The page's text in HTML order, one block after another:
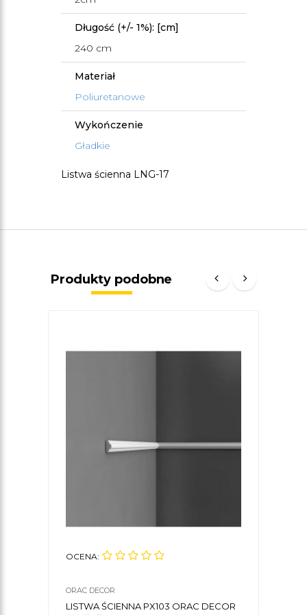
Długość (+/- 1%): [cm]
240 cm
Materiał
Poliuretanowe
Wykończenie
Gładkie
Listwa ścienna LNG-17
Produkty podobne
OCENA:
ORAC DECOR
LISTWA ŚCIENNA PX103 ORAC DECOR